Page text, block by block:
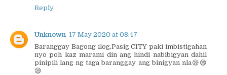
Reply
Unknown 17 May 2020 at 08:47
Baranggay Bagong ilog,Pasig CITY paki imbistigahan
nyo poh kaz marami din ang hindi nabibigyan dahil
pinipili lang ng taga baranggay ang binigyan nla😪😪
😪